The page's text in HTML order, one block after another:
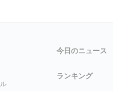
今日のニュース
ランキング